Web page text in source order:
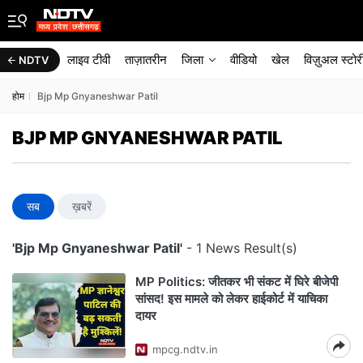
NDTV लाइव टीवी ताज़ातरीन जिला वीडियो खेल विज़ुअल
होम Bjp Mp Gnyaneshwar Patil
BJP MP GNYANESHWAR PATIL
सब ख़बरें
'Bjp Mp Gnyaneshwar Patil' - 1 News Result(s)
MP Politics: जीतकर भी संकट में घिरे बीजेपी
सांसद! इस मामले को लेकर हाईकोर्ट में याचिका
दायर
mpcg.ndtv.in